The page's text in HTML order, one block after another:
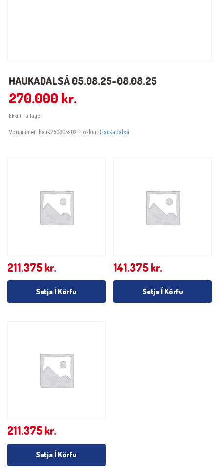
HAUKADALSÁ 05.08.25-08.08.25
270.000 kr.
Ekki til á lager
Vörunúmer: hauk250805s02 Flokkur: Haukadalsá
211.375 kr.
Setja Í Körfu
141.375 kr.
Setja Í Körfu
211.375 kr.
Setja Í Körfu